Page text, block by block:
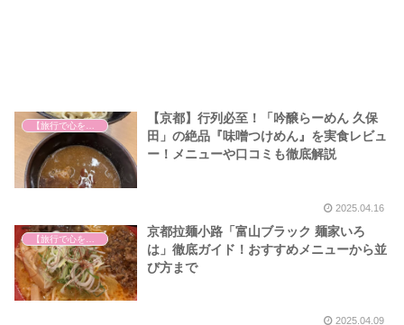
【旅行で心を癒そう】
【京都】行列必至！「吟醸らーめん 久保
田」の絶品『味噌つけめん』を実食レビュ
ー！メニューや口コミも徹底解説
2025.04.16
京都拉麺小路「富山ブラック 麺家いろ
は」徹底ガイド！おすすめメニューから並
び方まで
2025.04.09